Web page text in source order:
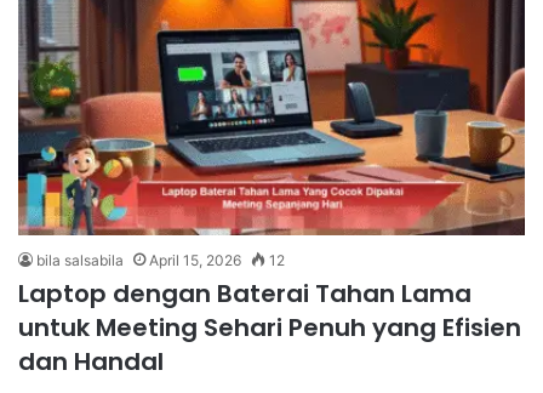
bila salsabila April 15, 2026 12
Laptop dengan Baterai Tahan Lama
untuk Meeting Sehari Penuh yang Efisien
dan Handal